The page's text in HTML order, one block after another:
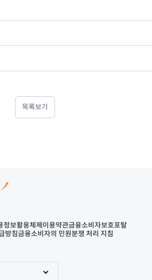
목록보기
정보활용체제 이용약관금융소비자보호포탈
방침금융소비자의 민원분쟁 처리 지침